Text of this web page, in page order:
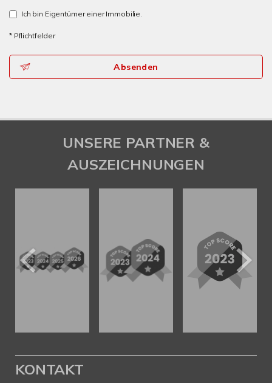
Ich bin Eigentümer einer Immobilie.
* Pflichtfelder
Absenden
UNSERE PARTNER &
AUSZEICHNUNGEN
KONTAKT